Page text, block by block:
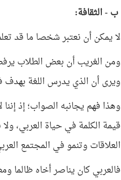
ب - الثقافة:
لا يمكن أن نعتبر شخصا ما قد
ومن الغريب أن بعض الطلاب
ويرى أن الذي يدرس اللغة بهدف
وهذا فهم يجانبه الصواب؛ إذ
قيمة الكلمة في حياة العربي،
العلاقات وتنمو في المجتمع
فالعربي كان يناصر أخاه ظالما